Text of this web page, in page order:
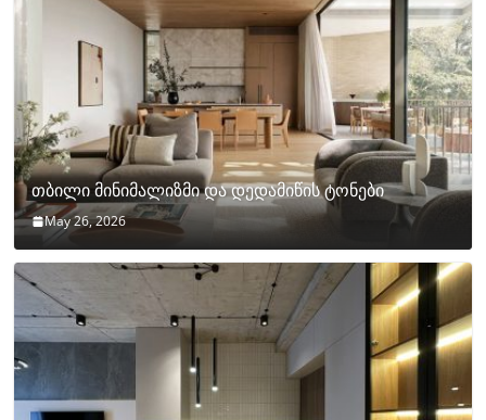
თბილი მინიმალიზმი და დედამიწის ტონები
May 26, 2026